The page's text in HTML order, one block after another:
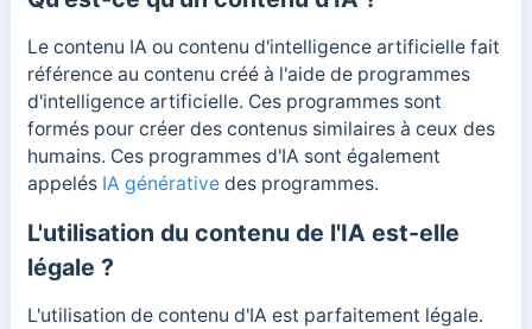
Le contenu IA ou contenu d'intelligence artificielle fait
référence au contenu créé à l'aide de programmes
d'intelligence artificielle. Ces programmes sont
formés pour créer des contenus similaires à ceux des
humains. Ces programmes d'IA sont également
appelés IA générativedes programmes.
L'utilisation du contenu de l'IA est-elle
légale ?
L'utilisation de contenu d'IA est parfaitement légale.